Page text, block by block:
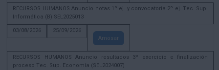
RECURSOS HUMANOS Anuncio notas 1º ej. y convocatoria 2º ej. Tec. Sup.
Informática (B) SEL2025013
03/08/2026
25/09/2026
Amosar
RECURSOS HUMANOS Anuncio resultados 3º exercicio e finalización
proceso Tec. Sup. Economía (SEL2024007)